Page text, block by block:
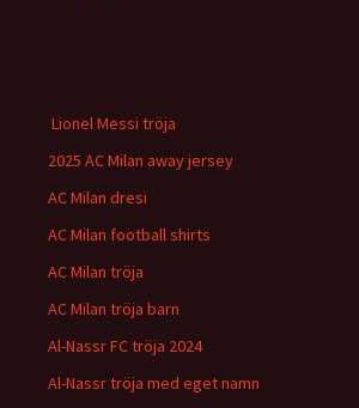
Lionel Messi tröja
2025 AC Milan away jersey
AC Milan dresi
AC Milan football shirts
AC Milan tröja
AC Milan tröja barn
Al-Nassr FC tröja 2024
Al-Nassr tröja med eget namn